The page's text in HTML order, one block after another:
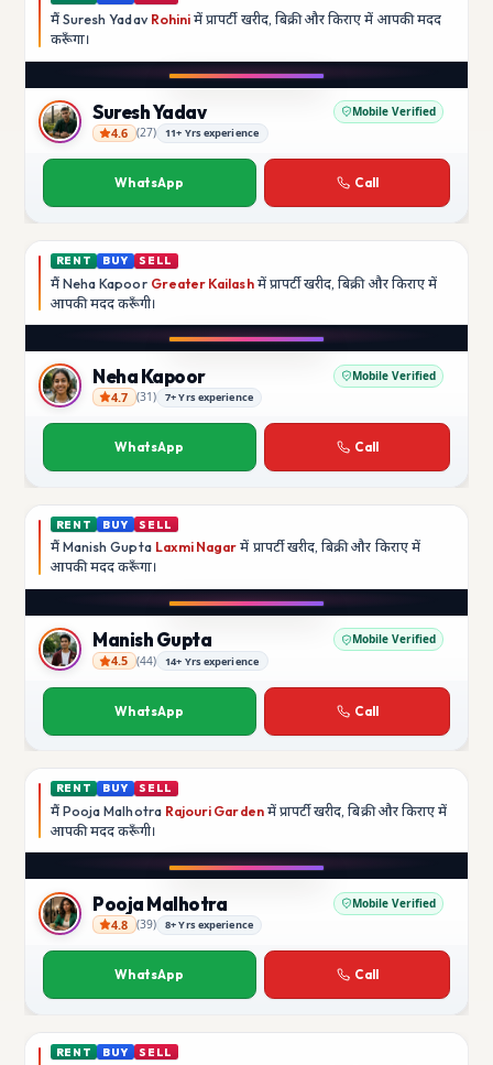
मैं Suresh Yadav Rohini में प्रापर्टी खरीद, बिक्री और किराए में आपकी मदद
करूँगा।
Suresh Yadav
Suresh Yadav Mobile Verified
4.6 (27) 11+ Yrs experience
WhatsApp Call
RENT BUY SELL
मैं Neha Kapoor Greater Kailashमें प्रापर्टी खरीद, बिक्री और किराए में
आपकी मददकरूँगी।
Neha Kapoor
Neha Kapoor Mobile Verified
4.7 (31) 7+ Yrs experience
WhatsApp Call
RENT BUY SELL
मैं Manish Gupta Laxmi Nagar में प्रापर्टी खरीद, बिक्री और किराए में
आपकी मददकरूँगा।
Manish Gupta
Manish Gupta Mobile Verified
4.5 (44) 14+ Yrs experience
WhatsApp Call
RENT BUY SELL
मैं Pooja Malhotra Rajouri Gardenमें प्रापर्टी खरीद, बिक्री और किराए में
आपकी मददकरूँगी।
Pooja Malhotra
Pooja Malhotra Mobile Verified
4.8 (39) 8+ Yrs experience
WhatsApp Call
RENT BUY SELL